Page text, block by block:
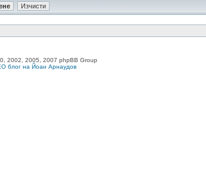
2002, 2005, 2007 phpBB Group
блог на Йоан Арнаудов